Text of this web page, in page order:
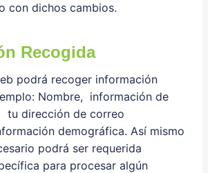
con dichos cambios.
Recogida
podrá recoger información
Nombre, información de
tu dirección de correo
demográfica. Así mismo
podrá ser requerida
para procesar algún